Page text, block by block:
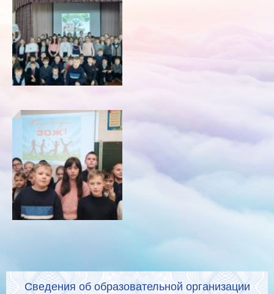
Сведения об образовательной организации